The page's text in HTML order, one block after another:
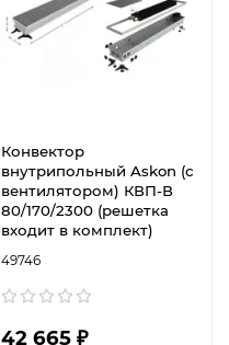
Конвектор
внутрипольный Askon (с
вентилятором) КВП-В
80/170/2300 (решетка
входит в комплект)
49746
42 665 ₽